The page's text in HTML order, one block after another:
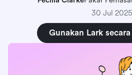
30 Jul 2025
Gunakan Lark